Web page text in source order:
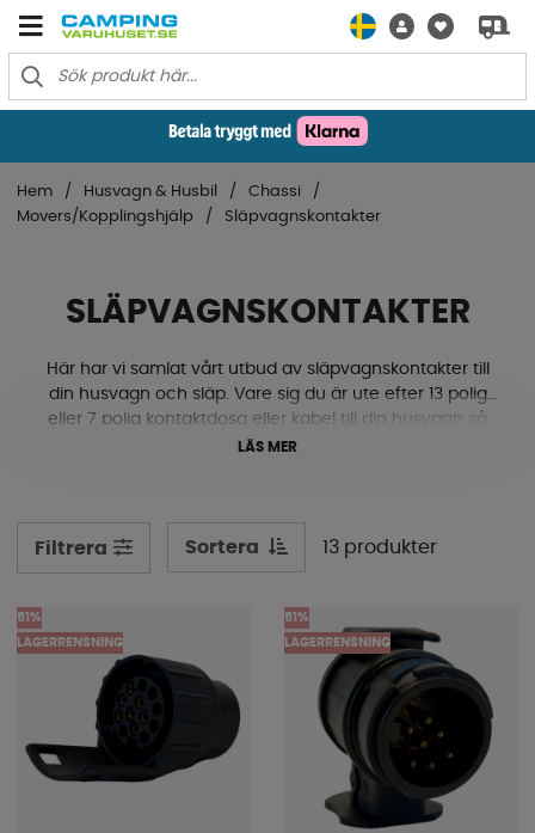
Hem Husvagn & Husbil
Chassi
Movers/Kopplingshjälp
Släpvagnskontakter
SLÄPVAGNSKONTAKTER
Här har vi samlat vårt utbud av släpvagnskontakter till
din husvagn och släp. Vare sig du är ute efter 13 polig
eller 7 polig kontaktdosa eller kabel till din husvagn så
har vi produkterna för dig! Du kan även fynda adaptrar
din anslutningskabel mellan bilen och vagnen.
LÄS MER
Filtrera Sortera 13 produkter
51%
LAGERRENSNING
51%
LAGERRENSNING